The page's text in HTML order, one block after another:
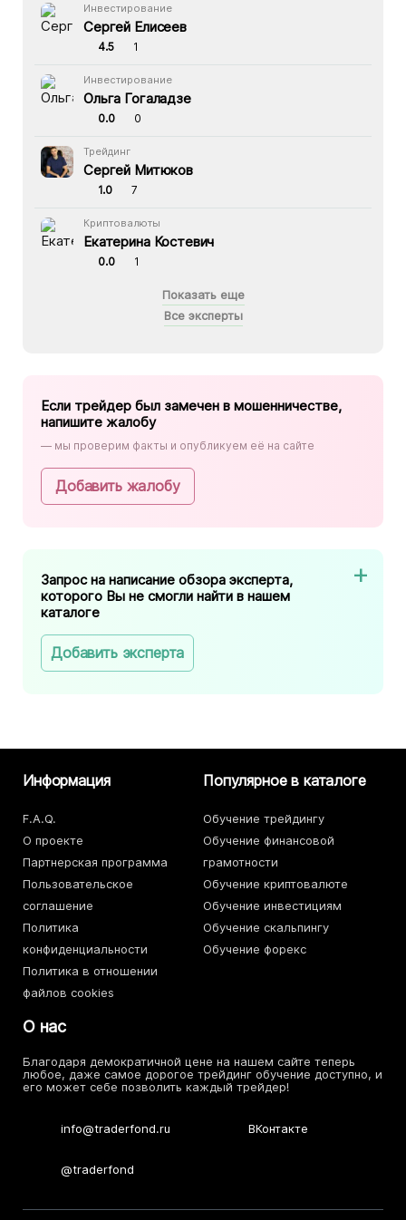
Инвестирование
Сергей Елисеев
4.5 1
Инвестирование
Ольга Гогаладзе
0.0 0
Трейдинг
Сергей Митюков
1.0 7
Криптовалюты
Екатерина Костевич
0.0 1
Показать еще
Все эксперты
Если трейдер был замечен в мошенничестве,
напишите жалобу
— мы проверим факты и опубликуем её на сайте
Добавить жалобу
Запрос на написание обзора эксперта,
которого Вы не смогли найти в нашем
каталоге
Добавить эксперта
Информация
F.A.Q.
О проекте
Партнерская программа
Пользовательское
соглашение
Политика
конфиденциальности
Политика в отношении
файлов cookies
Популярное в каталоге
Обучение трейдингу
Обучение финансовой
грамотности
Обучение криптовалюте
Обучение инвестициям
Обучение скальпингу
Обучение форекс
О нас
Благодаря демократичной цене на нашем сайте теперь
любое, даже самое дорогое трейдинг обучение доступно, и
его может себе позволить каждый трейдер!
info@traderfond.ru ВКонтакте
@traderfond